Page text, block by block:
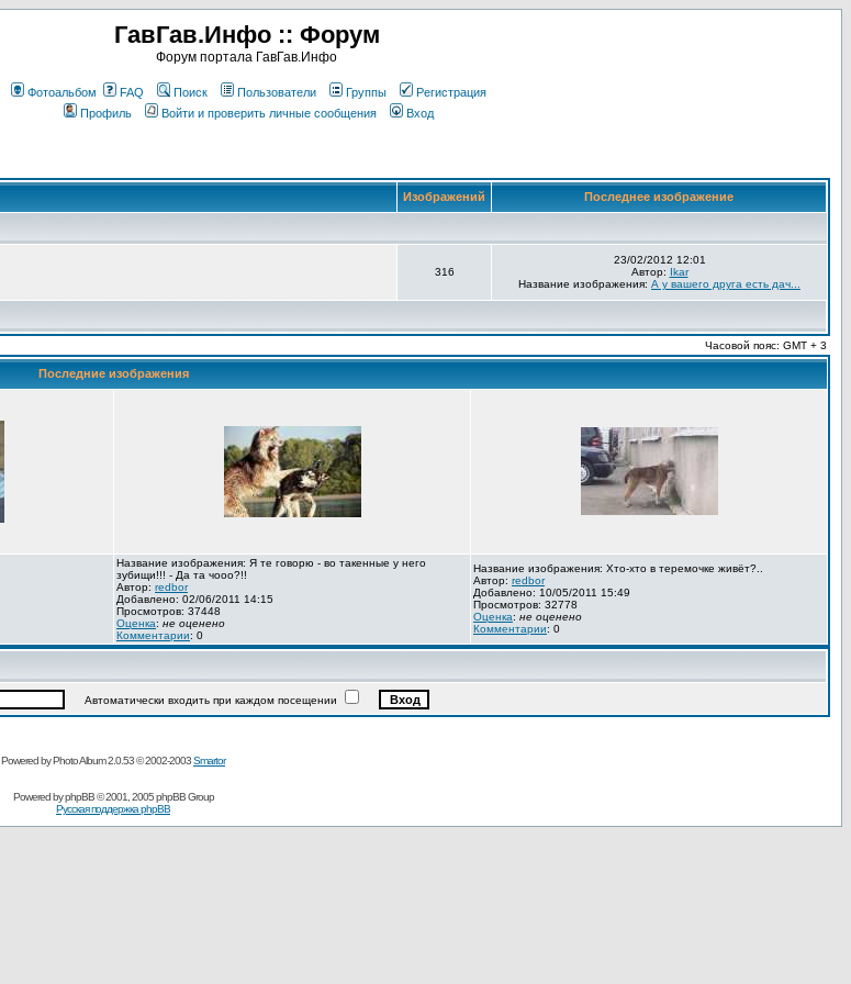
ГавГав.Инфо :: Форум
Форум портала ГавГав.Инфо
Фотоальбом FAQ Поиск Пользователи Группы
Регистрация
Профиль
Войти и проверить личные сообщения Вход
Изображений Последнее изображение
316
23/02/2012 12:01
Автор: Ikar
Название изображения: А у вашего друга есть дач...
Часовой пояс: GMT + 3
Последние изображения
Название изображения: Я те говорю - во такенные у него
зубищи!!! - Да та чооо?!!
Автор: redbor
Добавлено: 02/06/2011 14:15
Просмотров: 37448
Оценка: не оценено
Комментарии: 0
Название изображения: Хто-хто в теремочке живёт?..
Автор: redbor
Добавлено: 10/05/2011 15:49
Просмотров: 32778
Оценка: не оценено
Комментарии: 0
Автоматически входить при каждом посещении
Powered by Photo Album 2.0.53 © 2002-2003Smartor
Powered byphpBB© 2001, 2005 phpBB Group
Русская поддержка phpBB